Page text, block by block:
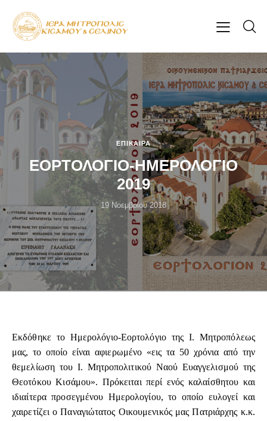
ΕΠΊΚΑΙΡΑ
ΕΟΡΤΟΛΟΓΙΟ-ΗΜΕΡΟΛΟΓΙΟ
2019
19 Νοεμβρίου 2018
Εκδόθηκε το Ημερολόγιο-Εορτολόγιο της Ι. Μητροπόλεως
μας, το οποίο είναι αφιερωμένο «εις τα 50 χρόνια από την
θεμελίωση του Ι. Μητροπολιτικού Ναού Ευαγγελισμού της
Θεοτόκου Κισάμου». Πρόκειται περί ενός καλαίσθητου και
ιδιαίτερα προσεγμένου Ημερολογίου, το οποίο ευλογεί και
χαιρετίζει ο Παναγιώτατος Οικουμενικός μας Πατριάρχης κ.κ.